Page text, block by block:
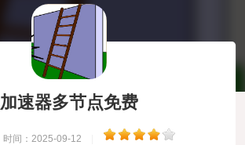
加速器多节点免费
时间：2025-09-12